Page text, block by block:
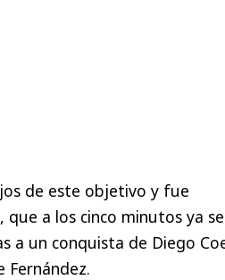
de este objetivo y fue
a los cinco minutos ya se
a un conquista de Diego
Fernández.